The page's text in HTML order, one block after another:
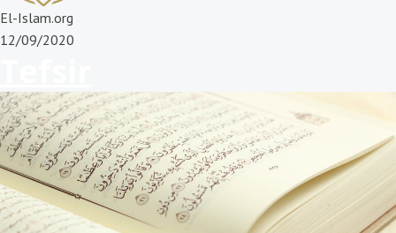
El-Islam.org
12/09/2020